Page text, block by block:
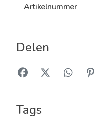
Artikelnummer
Delen
Tags